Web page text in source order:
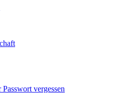
vergessen